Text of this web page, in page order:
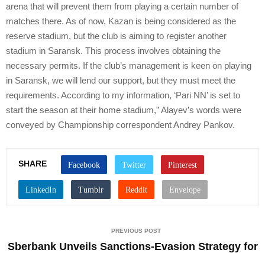
arena that will prevent them from playing a certain number of
matches there. As of now, Kazan is being considered as the
reserve stadium, but the club is aiming to register another
stadium in Saransk. This process involves obtaining the
necessary permits. If the club’s management is keen on playing
in Saransk, we will lend our support, but they must meet the
requirements. According to my information, ‘Pari NN’ is set to
start the season at their home stadium,” Alayev’s words were
conveyed by Championship correspondent Andrey Pankov.
SHARE
PREVIOUS POST
Sberbank Unveils Sanctions-Evasion Strategy for